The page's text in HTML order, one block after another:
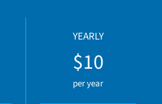
YEARLY
$10
per year